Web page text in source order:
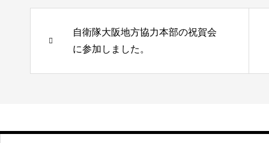
自衛隊大阪地方協力本部の祝賀会
に参加しました。